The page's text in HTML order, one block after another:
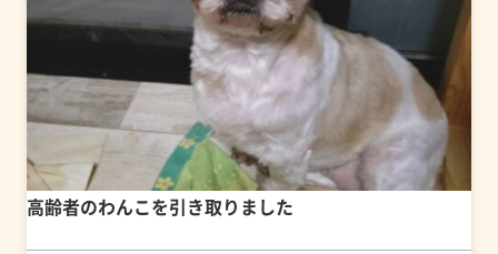
高齢者のわんこを引き取りました